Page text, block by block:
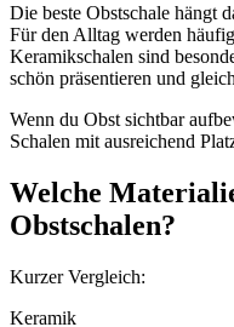
Die beste Obstschale hängt
Für den Alltag werden
Keramikschalen sind
schön präsentieren und
Wenn du Obst sichtbar
Schalen mit ausreichend
Welche
Obstschalen?
Kurzer Vergleich:
Keramik